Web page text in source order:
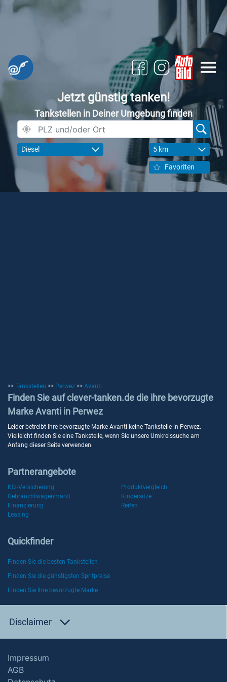
Jetzt günstig tanken!
Tankstellen in Deiner Umgebung finden
Diesel 5 km
Favoriten
>> Tankstellen >> Perwez >> Avanti
Finden Sie auf clever-tanken.de die ihre bevorzugte
Marke Avanti in Perwez
Leider betreibt Ihre bevorzugte Marke Avanti keine Tankstelle in Perwez.
Vielleicht finden Sie eine Tankstelle, wenn Sie unsere Umkreissuche am
Anfang dieser Seite verwenden.
Partnerangebote
Kfz-Versicherung
Produktvergleich
Gebrauchtwagenmarkt
Kindersitze
Finanzierung
Reifen
Leasing
Quickfinder
Finden Sie die besten Tankstellen
Finden Sie die günstigsten Spritpreise
Finden Sie Ihre bevorzugte Marke
Disclaimer
Impressum
AGB